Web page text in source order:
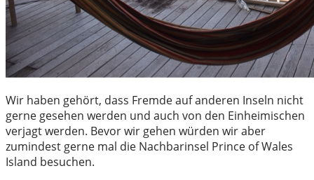
Wir haben gehört, dass Fremde auf anderen Inseln nicht
gerne gesehen werden und auch von den Einheimischen
verjagt werden. Bevor wir gehen würden wir aber
zumindest gerne mal die Nachbarinsel Prince of Wales
Island besuchen.